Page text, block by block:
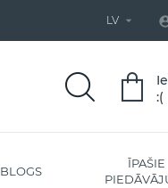
LV 
:(
BLOGS
ĪPAŠIE